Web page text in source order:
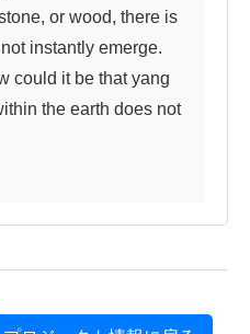
or wood, there is
instantly emerge.
could it be that yang
the earth does not